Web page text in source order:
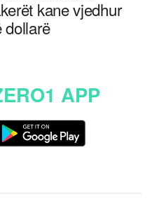
kane vjedhur
dollarë
APP